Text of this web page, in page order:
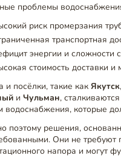
проблемы
риск промерзания
транспортная
энергии и сложности
стоимость доставки
и посёлки, такие как Якутск,
иЧульман,
водоснабжения, которые
поэтому решения,
Они не требуют
напора и могут